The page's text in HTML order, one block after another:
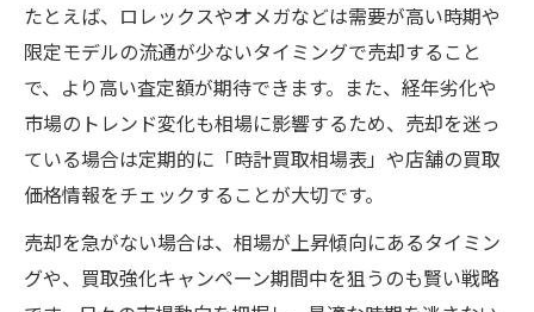
たとえば、ロレックスやオメガなどは需要が高い時期や
限定モデルの流通が少ないタイミングで売却すること
で、より高い査定額が期待できます。また、経年劣化や
市場のトレンド変化も相場に影響するため、売却を迷っ
ている場合は定期的に「時計買取相場表」や店舗の買取
価格情報をチェックすることが大切です。
売却を急がない場合は、相場が上昇傾向にあるタイミン
グや、買取強化キャンペーン期間中を狙うのも賢い戦略